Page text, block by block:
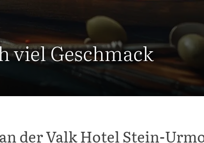
viel Geschmack
der Valk Hotel Stein-